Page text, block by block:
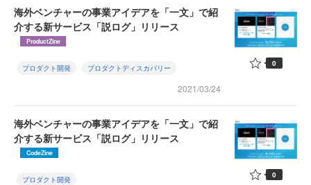
海外ベンチャーの事業アイデアを「一文」で紹
介する新サービス「説ログ」リリース
ProductZine
プロダクト開発 プロダクトディスカバリー
2021/03/24
0
海外ベンチャーの事業アイデアを「一文」で紹
介する新サービス「説ログ」リリース
CodeZine
プロダクト開発 0